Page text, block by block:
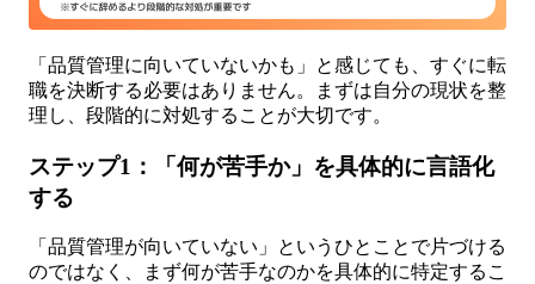
「品質管理に向いていないかも」と感じても、すぐに転
職を決断する必要はありません。まずは自分の現状を整
理し、段階的に対処することが大切です。
ステップ1：「何が苦手か」を具体的に言語化
する
「品質管理が向いていない」というひとことで片づける
のではなく、まず何が苦手なのかを具体的に特定するこ